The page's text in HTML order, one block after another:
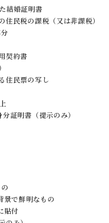
結婚証明書
民税の課税（又は非課税）
契約書
住民票の写し
証明書（提示のみ）
景で鮮明なもの
貼付